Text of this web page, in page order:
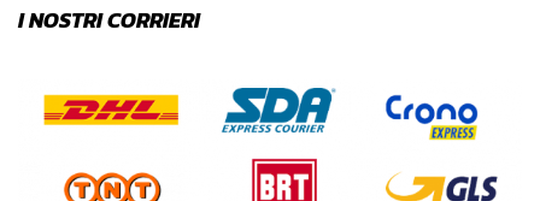
I NOSTRI CORRIERI